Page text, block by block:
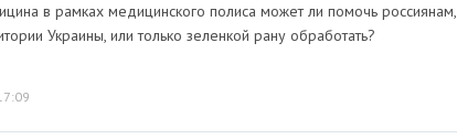
в рамках медицинского полиса может ли помочь россиянам,
Украины, или только зеленкой рану обработать?